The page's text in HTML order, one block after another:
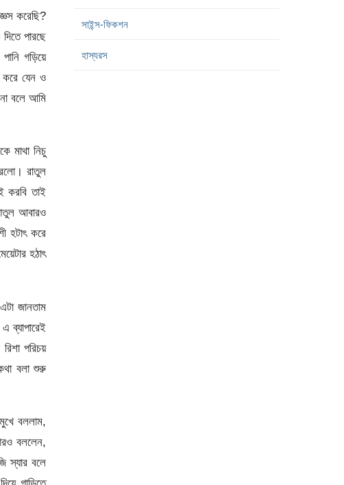
করেছি?
পারছে
গড়িয়ে
করে যেন ও
বলে আমি
মাথা নিচু
রাতুল
করবি তাই
আবারও
হটাৎ করে
হঠাৎ
জানতাম
ব্যাপারেই
পরিচয়
বলা শুরু
বললাম,
বললেন,
স্যার বলে
সাইন্স-ফিকশন
হাস্যরস